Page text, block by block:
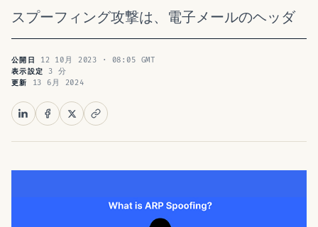
スプーフィング攻撃は、電子メールのヘッダ
公開日 12 10月 2023 · 08:05 GMT
表示設定 3 分
更新 13 6月 2024